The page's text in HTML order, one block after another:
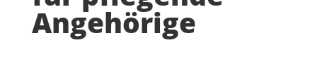
Angehörige